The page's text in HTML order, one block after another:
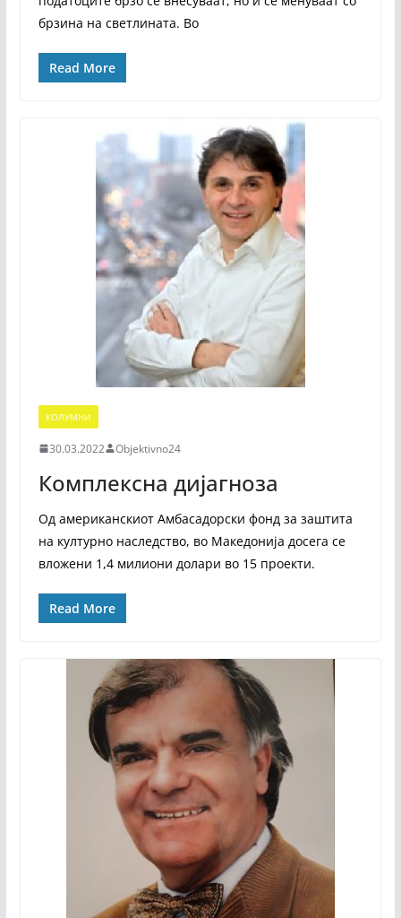
брзина на светлината. Во
Read More
КОЛУМНИ
30.03.2022 Objektivno24
Комплексна дијагноза
Од американскиот Амбасадорски фонд за заштита
на културно наследство, во Македонија досега се
вложени 1,4 милиони долари во 15 проекти.
Read More